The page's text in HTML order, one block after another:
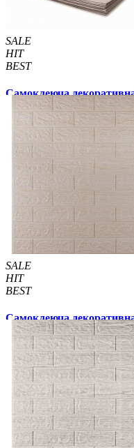
SALE
HIT
BEST
Самоклеюча
золото в рулоні
299 грн. /шт 450 грн.
Купити В закладки
SALE
HIT
BEST
Самоклеюча
цеглу смужка
104 грн./шт 180 грн. /шт
Купити В закладки